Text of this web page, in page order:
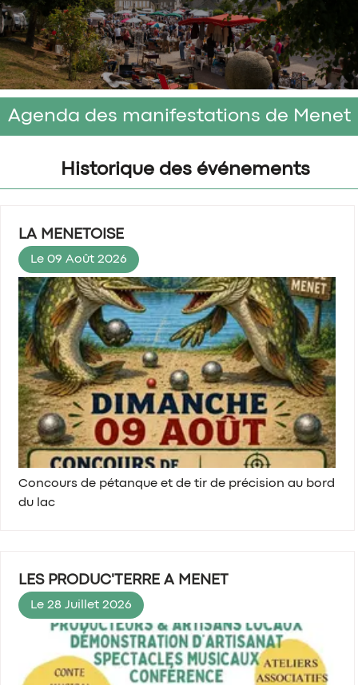
Agenda des manifestations de Menet
Historique des événements
LA MENETOISE
Le 09 Août 2026
Concours de pétanque et de tir de précision au bord
du lac
LES PRODUC'TERRE A MENET
Le 28 Juillet 2026